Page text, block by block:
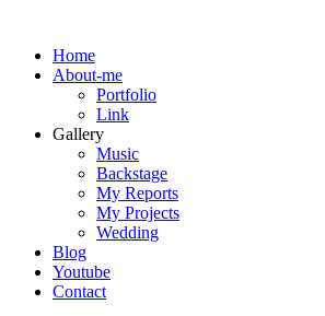
Home
About-me
Portfolio
Link
Gallery
Music
Backstage
My Reports
My Projects
Wedding
Blog
Youtube
Contact